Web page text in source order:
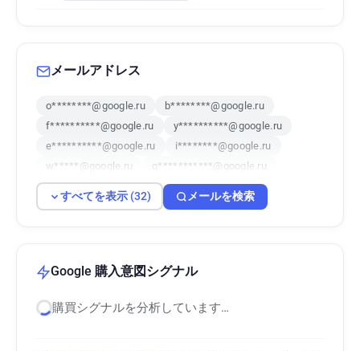
メールアドレス
o********@google.ru
b********@google.ru
f**********@google.ru
y**********@google.ru
e**********@google.ru
i********@google.ru
w*****@google.ru
q***********@google.ru
d*****@google.ru
a*******@google.ru
q*******@google.ru
c***********@google.ru
c************@google.ru
s*******@google.ru
x************@google.ru
y******@google.ru
すべてを表示 (32) メールを検索
Google 購入意図シグナル
購買シグナルを分析しています…